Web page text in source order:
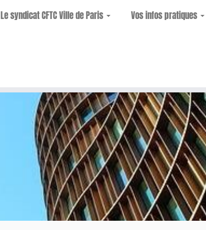
Le syndicat CFTC Ville de Paris Vos infos pratiques